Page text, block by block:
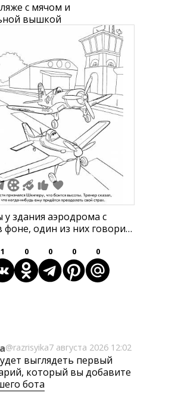
с мячом и
вышкой
1
здания аэродрома с
один из них говорит
1 0 0 0 0
@razrisyika7 августа 2026 12:02
выглядеть первый
который вы добавите
бота